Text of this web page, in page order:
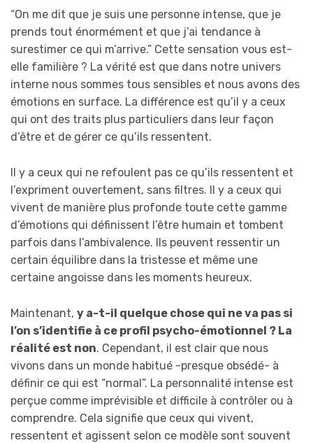
“On me dit que je suis une personne intense, que je
prends tout énormément et que j’ai tendance à
surestimer ce qui m’arrive.” Cette sensation vous est-
elle familière ? La vérité est que dans notre univers
interne nous sommes tous sensibles et nous avons des
émotions en surface. La différence est qu’il y a ceux
qui ont des traits plus particuliers dans leur façon
d’être et de gérer ce qu’ils ressentent.
Il y a ceux qui ne refoulent pas ce qu’ils ressentent et
l’expriment ouvertement, sans filtres. Il y a ceux qui
vivent de manière plus profonde toute cette gamme
d’émotions qui définissent l’être humain et tombent
parfois dans l’ambivalence. Ils peuvent ressentir un
certain équilibre dans la tristesse et même une
certaine angoisse dans les moments heureux.
Maintenant, y a-t-il quelque chose qui ne va pas si
l’on s’identifie à ce profil psycho-émotionnel ? La
réalité est non. Cependant, il est clair que nous
vivons dans un monde habitué -presque obsédé- à
définir ce qui est “normal”. La personnalité intense est
perçue comme imprévisible et difficile à contrôler ou à
comprendre. Cela signifie que ceux qui vivent,
ressentent et agissent selon ce modèle sont souvent